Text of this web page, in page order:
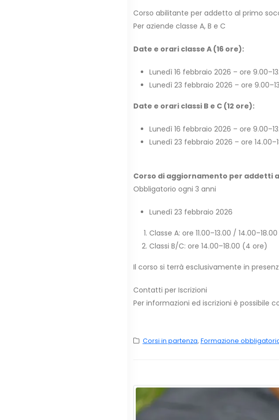
Corso abilitante per addetto al primo
Per aziende classe A, B e C
Date e orari classe A (16 ore):
Lunedì 16 febbraio 2026 – ore
Lunedì 23 febbraio 2026 – ore
Date e orari classi B e C (12 ore):
Lunedì 16 febbraio 2026 – ore
Lunedì 23 febbraio 2026 – ore
Corso di aggiornamento per addetti
Obbligatorio ogni 3 anni
Lunedì 23 febbraio 2026
Classe A: ore 11.00–13.00 /
Classi B/C: ore 14.00–18.00 (4 ore)
Il corso si terrà esclusivamente in
Contatti per Iscrizioni
Per informazioni ed iscrizioni è possibile
Corsi in partenza, Formazione